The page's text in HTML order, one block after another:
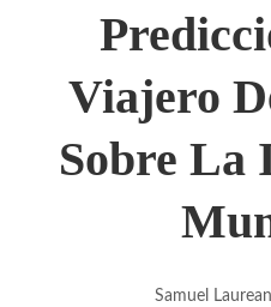
Viajero
Sobre
Samuel